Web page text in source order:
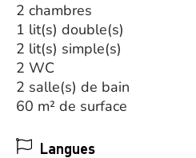
2 chambres
1 lit(s) double(s)
2 lit(s) simple(s)
2 WC
2 salle(s) de bain
60 m² de surface
Langues